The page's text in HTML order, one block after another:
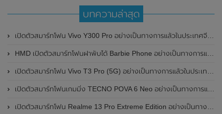
บทความล่าสุด
เปิดตัวสมาร์ทโฟน Vivo Y300 Pro อย่างเป็นทางการแล้วในประเทศจีน มาพร้อมดีไซน์พรีเมี่ยม ทนทาน และแบตเตอรี่สุดอึดขนาดใหญ่ 6,500mAh พร้อมรองรับการชาร์จไว 80W
HMD เปิดตัวสมาร์ทโฟนฝาพับได้ Barbie Phone อย่างเป็นทางการแล้ว มาพร้อมธีมสีชมพูสดใส
เปิดตัวสมาร์ทโฟน Vivo T3 Pro (5G) อย่างเป็นทางการแล้วในประเทศอินเดีย
เปิดตัวสมาร์ทโฟนเกมมิ่ง TECNO POVA 6 Neo อย่างเป็นทางการแล้วในประเทศไทย ในราคา 8,499 บาท
เปิดตัวสมาร์ทโฟน Realme 13 Pro Extreme Edition อย่างเป็นทางการแล้วในประเทศจีน